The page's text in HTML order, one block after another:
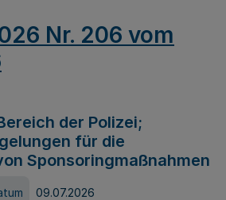
Nr. 206 vom
der Polizei;
für die
Sponsoringmaßnahmen
09.07.2026